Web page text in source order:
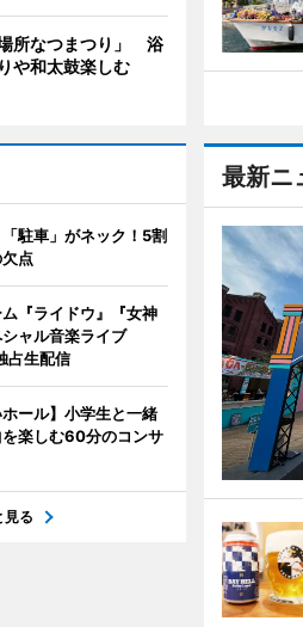
最新ニ
所なつまつり」 浴
や和太鼓楽しむ
駐車」がネック！5割
点
『ライドウ』『女神
ャル音楽ライブ
占生配信
ホール】小学生と一緒
楽しむ60分のコンサ
見る